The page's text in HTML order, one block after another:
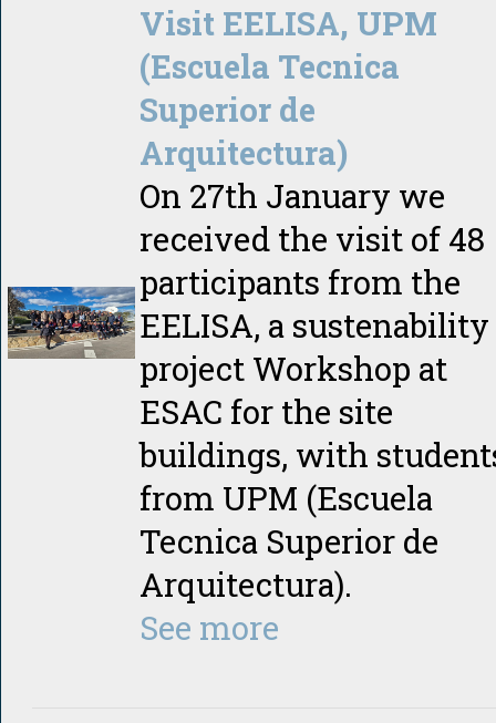
Visit EELISA, UPM
(Escuela Tecnica
Superior de
Arquitectura)
On 27th January we
received the visit of 48
participants from the
EELISA, a sustenability
project Workshop at
ESAC for the site
buildings, with
from UPM (Escuela
Tecnica Superior de
Arquitectura).
See more